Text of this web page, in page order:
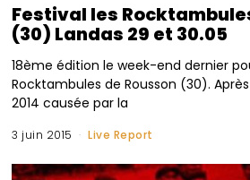
Festival les
(30) Landas 29 et 30.05
18ème édition le week-end dernier
Rocktambules de Rousson (30).
2014 causée par la
3 juin 2015 Live Report